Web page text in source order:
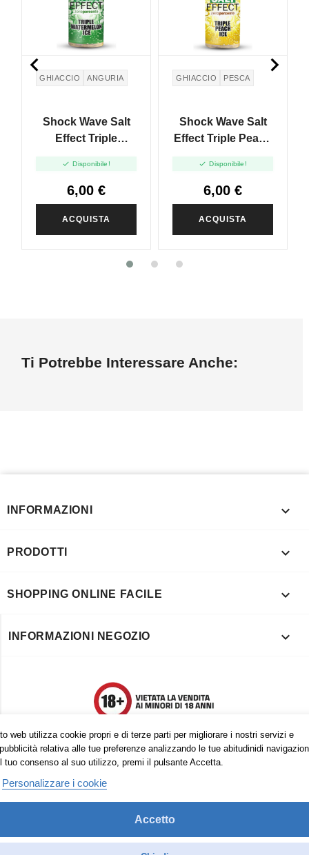
GHIACCIO ANGURIA
Shock Wave Salt
Effect Triple
Mini Shot 10+10
 Disponibile!
6,00 €
ACQUISTA
GHIACCIO PESCA
Shock Wave Salt
Effect Triple Peach
10+10
 Disponibile!
6,00 €
ACQUISTA
 
Ti Potrebbe Interessare Anche:
web utilizza cookie propri e di terze parti per migliorare i nostri servizi e
relativa alle tue preferenze analizzando le tue abitudinidi
tuo consenso al suo utilizzo, premi il pulsante Accetta.
Personalizzare i cookie
Accetto
INFORMAZIONI 
PRODOTTI 
SHOPPING ONLINE FACILE 
INFORMAZIONI NEGOZIO 
Trovaci anche su: